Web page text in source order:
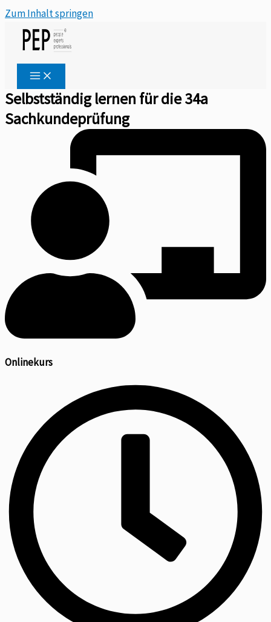
Zum Inhalt springen
Selbstständig lernen für die 34a
Sachkundeprüfung
Onlinekurs